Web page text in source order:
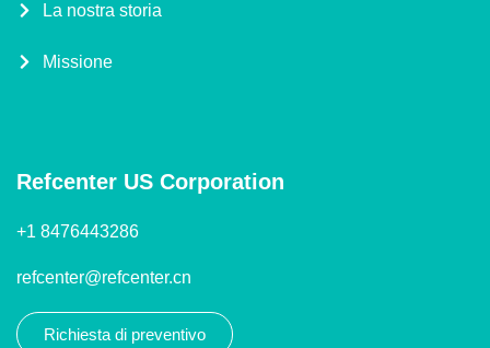
La nostra storia
Missione
Refcenter US Corporation
+1 8476443286
refcenter@refcenter.cn
Richiesta di preventivo